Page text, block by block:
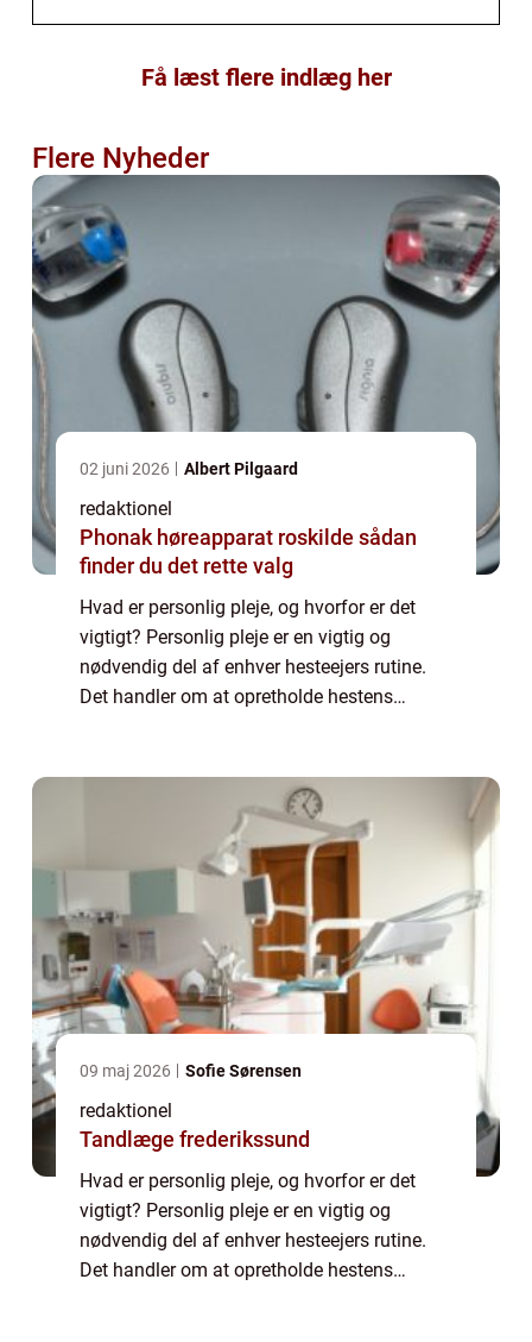
Få læst flere indlæg her
Flere Nyheder
02 juni 2026 Albert Pilgaard
redaktionel
Phonak høreapparat roskilde sådan
finder du det rette valg
Hvad er personlig pleje, og hvorfor er det
vigtigt? Personlig pleje er en vigtig og
nødvendig del af enhver hesteejers rutine.
Det handler om at opretholde hestens
09 maj 2026 Sofie Sørensen
redaktionel
Tandlæge frederikssund
Hvad er personlig pleje, og hvorfor er det
vigtigt? Personlig pleje er en vigtig og
nødvendig del af enhver hesteejers rutine.
Det handler om at opretholde hestens